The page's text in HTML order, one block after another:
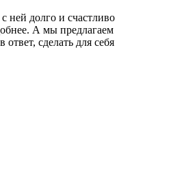
ней долго и счастливо
А мы предлагаем
сделать для себя